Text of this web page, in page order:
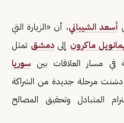
أسعد الشيباني، أن «الزيارة التي
ماكرون إلىدمشق تمثل
في مسار العلاقات بين سوريا
دشنت مرحلة جديدة من الشراكة
المتبادل وتحقيق المصالح